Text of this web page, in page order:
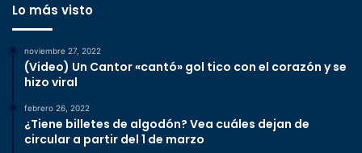
Lo más visto
noviembre 27, 2022
(Video) Un Cantor «cantó» gol tico con el corazón y se
hizo viral
febrero 26, 2022
¿Tiene billetes de algodón? Vea cuáles dejan de
circular a partir del 1 de marzo